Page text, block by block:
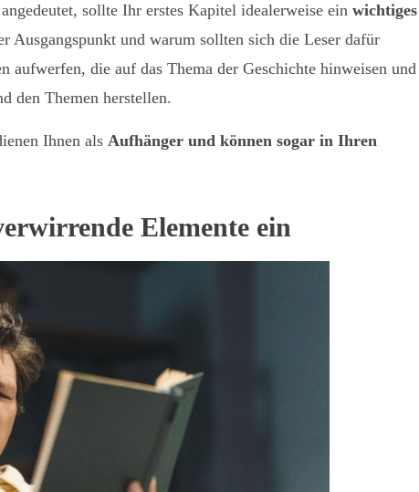
sollte Ihr erstes Kapitel idealerweise ein wichtiges
Ausgangspunkt und warum sollten sich die Leser dafür
aufwerfen, die auf das Thema der Geschichte hinweisen und
den Themen herstellen.
Ihnen als Aufhänger und können sogar in Ihren
Elemente ein